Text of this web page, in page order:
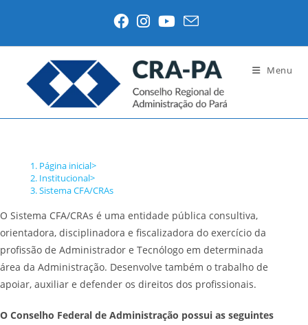
Menu
Página inicial>
Institucional>
Sistema CFA/CRAs
O Sistema CFA/CRAs é uma entidade pública consultiva,
orientadora, disciplinadora e fiscalizadora do exercício da
profissão de Administrador e Tecnólogo em determinada
área da Administração. Desenvolve também o trabalho de
apoiar, auxiliar e defender os direitos dos profissionais.
O Conselho Federal de Administração possui as seguintes